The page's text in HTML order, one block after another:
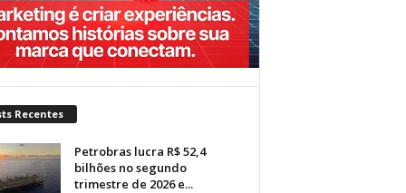
Recentes
Petrobras lucra R$ 52,4
bilhões no segundo
trimestre de 2026 e...